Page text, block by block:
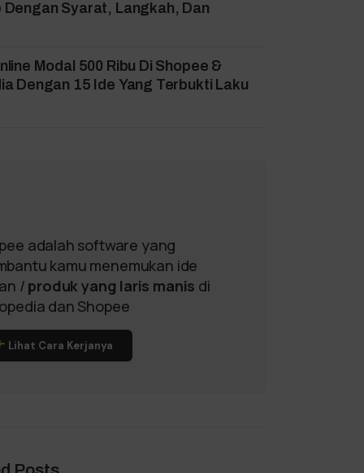
Dengan Syarat, Langkah, Dan
Modal 500 Ribu Di Shopee &
Dengan 15 Ide Yang Terbukti Laku
adalah software yang
kamu menemukan ide
/ produk yang laris manis di
dan Shopee
Lihat Cara Kerjanya